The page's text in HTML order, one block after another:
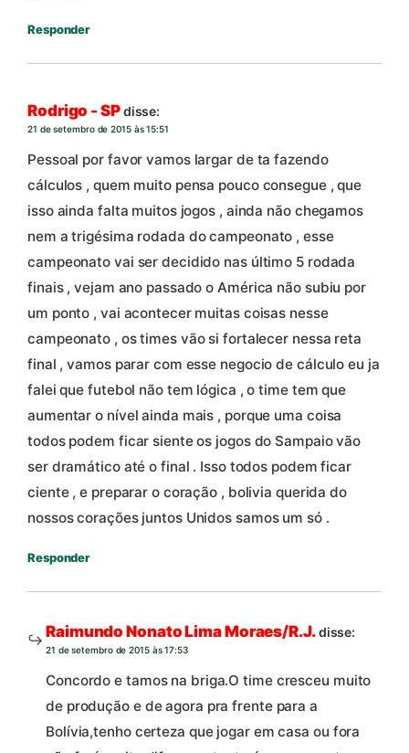
Responder
Rodrigo - SPdisse:
21 de setembro de 2015 às 15:51
Pessoal por favor vamos largar de ta fazendo
cálculos , quem muito pensa pouco consegue , que
isso ainda falta muitos jogos , ainda não chegamos
nem a trigésima rodada do campeonato , esse
campeonato vai ser decidido nas último 5 rodada
finais , vejam ano passado o América não subiu por
um ponto , vai acontecer muitas coisas nesse
campeonato , os times vão si fortalecer nessa reta
final , vamos parar com esse negocio de cálculo eu ja
falei que futebol não tem lógica , o time tem que
aumentar o nível ainda mais , porque uma coisa
todos podem ficar siente os jogos do Sampaio vão
ser dramático até o final . Isso todos podem ficar
ciente , e preparar o coração , bolivia querida do
nossos corações juntos Unidos samos um só .
Responder
Raimundo Nonato Lima Moraes/R.J.disse:
21 de setembro de 2015 às 17:53
Concordo e tamos na briga.O time cresceu muito
de produção e de agora pra frente para a
Bolívia,tenho certeza que jogar em casa ou fora